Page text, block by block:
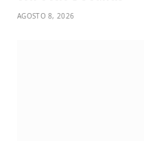
AGOSTO 8, 2026